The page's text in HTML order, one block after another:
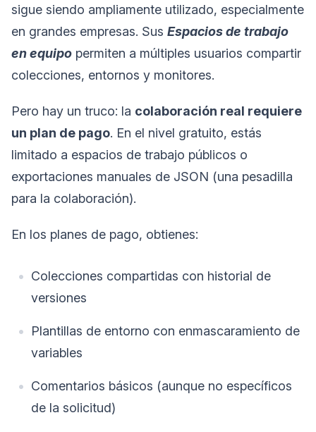
sigue siendo ampliamente utilizado, especialmente
en grandes empresas. Sus Espacios de trabajo
en equipo permiten a múltiples usuarios compartir
colecciones, entornos y monitores.
Pero hay un truco: la colaboración real requiere
un plan de pago. En el nivel gratuito, estás
limitado a espacios de trabajo públicos o
exportaciones manuales de JSON (una pesadilla
para la colaboración).
En los planes de pago, obtienes:
Colecciones compartidas con historial de
versiones
Plantillas de entorno con enmascaramiento de
variables
Comentarios básicos (aunque no específicos
de la solicitud)